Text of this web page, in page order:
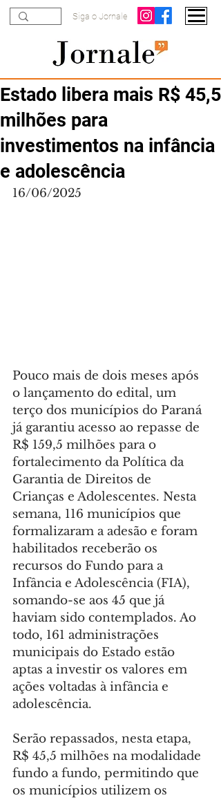
Siga o Jornale
Estado libera mais R$ 45,5
milhões para
investimentos na infância
e adolescência
16/06/2025
Pouco mais de dois meses após
o lançamento do edital, um
terço dos municípios do Paraná
já garantiu acesso ao repasse de
R$ 159,5 milhões para o
fortalecimento da Política da
Garantia de Direitos de
Crianças e Adolescentes. Nesta
semana, 116 municípios que
formalizaram a adesão e foram
habilitados receberão os
recursos do Fundo para a
Infância e Adolescência (FIA),
somando-se aos 45 que já
haviam sido contemplados. Ao
todo, 161 administrações
municipais do Estado estão
aptas a investir os valores em
ações voltadas à infância e
adolescência.
Serão repassados, nesta etapa,
R$ 45,5 milhões na modalidade
fundo a fundo, permitindo que
os municípios utilizem os